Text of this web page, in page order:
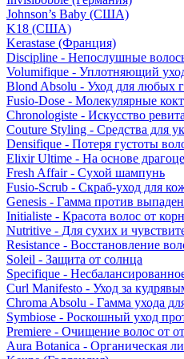
Johnson’s Baby (США)
K18 (США)
Kerastase (Франция)
Discipline - Непослушные
Volumifique - Уплотняющий
Blond Absolu - Уход для любых
Fusio-Dose - Молекулярные
Chronologiste - Искусство
Couture Styling - Средства для
Densifique - Потеря густоты
Elixir Ultime - На основе
Fresh Affair - Сухой шампунь
Fusio-Scrub - Скраб-уход для
Genesis - Гамма против
Initialiste - Красота волос от
Nutritive - Для сухих и
Resistance - Восстановление
Soleil - Защита от солнца
Specifique -
Curl Manifesto - Уход за
Chroma Absolu - Гамма ухода
Symbiose - Роскошный уход
Premiere - Очищение волос от
Aura Botanica - Органическая